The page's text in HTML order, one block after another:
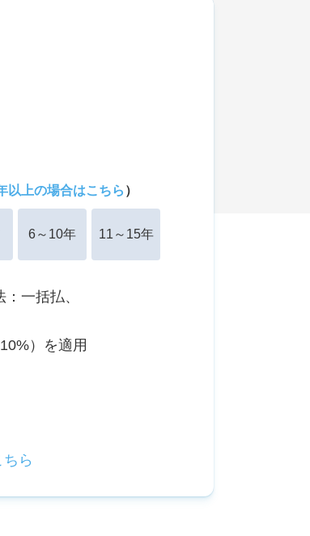
以上の場合はこちら ）
6～10年 11～15年
一括払、
）を適用
ら